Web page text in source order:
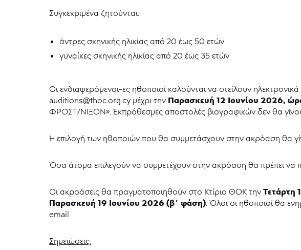
Συγκεκριμένα ζητούνται:
άντρες σκηνικής ηλικίας από 20 έως 50 ετών
γυναίκες σκηνικής ηλικίας από 20 έως 35 ετών
Οι ενδιαφερόμενοι-ες ηθοποιοί καλούνται να στείλουν
auditions@thoc.org.cy μέχρι την Παρασκευή 12 Ιουνίου 2026,
ΦΡΟΣΤ/ΝΙΞΟΝ». Εκπρόθεσμες αποστολές βιογραφικών δεν θα
Η επιλογή των ηθοποιών που θα συμμετάσχουν στην ακρόαση θα
Όσα άτομα επιλεγούν να συμμετέχουν στην ακρόαση θα πρέπει
Οι ακροάσεις θα πραγματοποιηθούν στο Κτίριο ΘΟΚ την Τετάρτη
Παρασκευή 19 Ιουνίου 2026 (β΄ φάση) . Όλοι οι ηθοποιοί θα
email.
Σημειώσεις: